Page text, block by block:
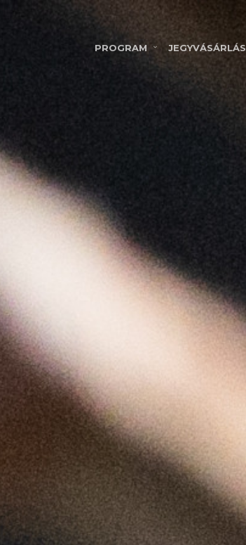
PROGRAM JEGYVÁSÁRLÁS